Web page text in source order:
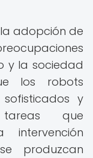
adopción de
y la sociedad
los robots
y
que
intervención
produzcan